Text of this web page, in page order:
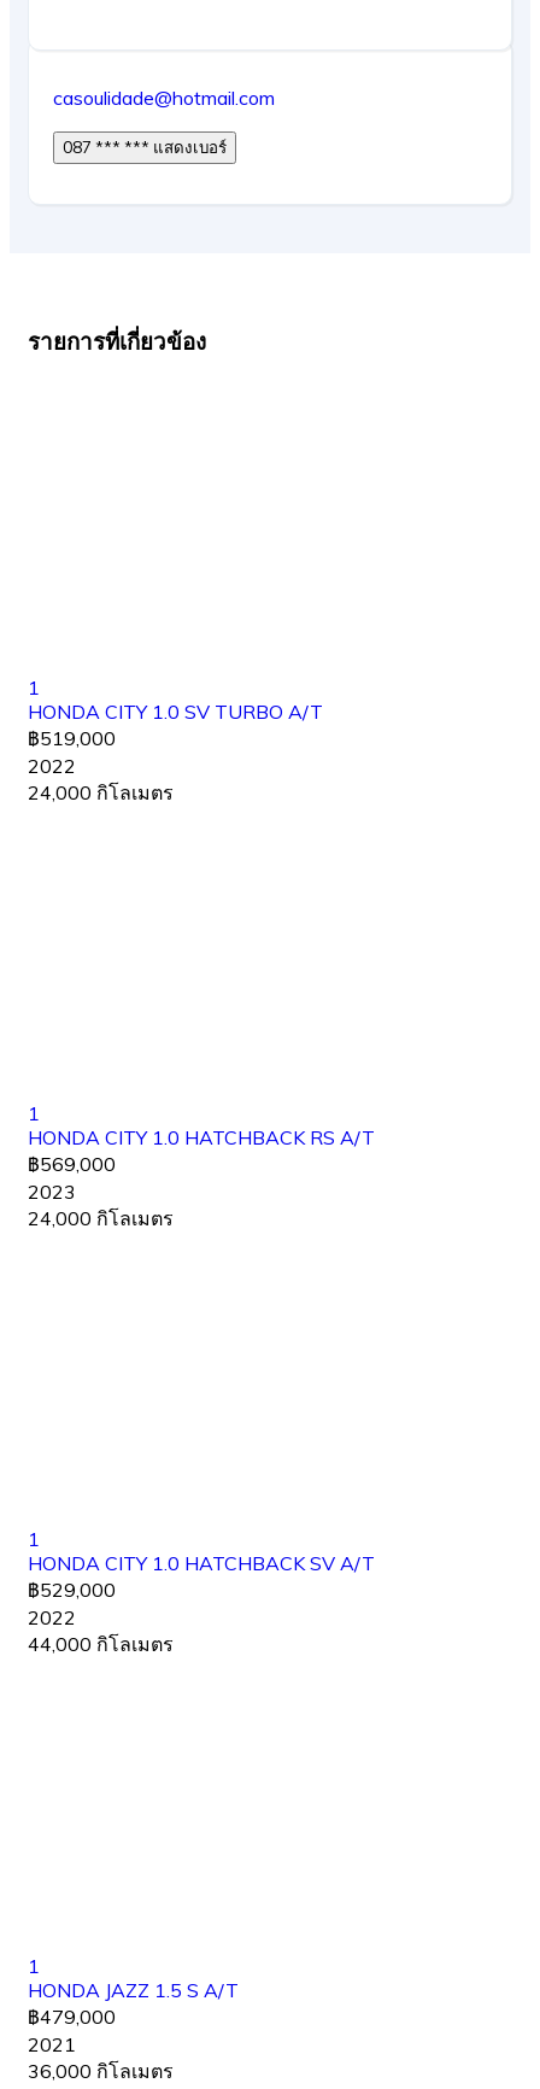
casoulidade@hotmail.com
087 *** *** แสดงเบอร์
รายการที่เกี่ยวข้อง
1
HONDA CITY 1.0 SV TURBO A/T
฿519,000
2022
24,000 กิโลเมตร
1
HONDA CITY 1.0 HATCHBACK RS A/T
฿569,000
2023
24,000 กิโลเมตร
1
HONDA CITY 1.0 HATCHBACK SV A/T
฿529,000
2022
44,000 กิโลเมตร
1
HONDA JAZZ 1.5 S A/T
฿479,000
2021
36,000 กิโลเมตร